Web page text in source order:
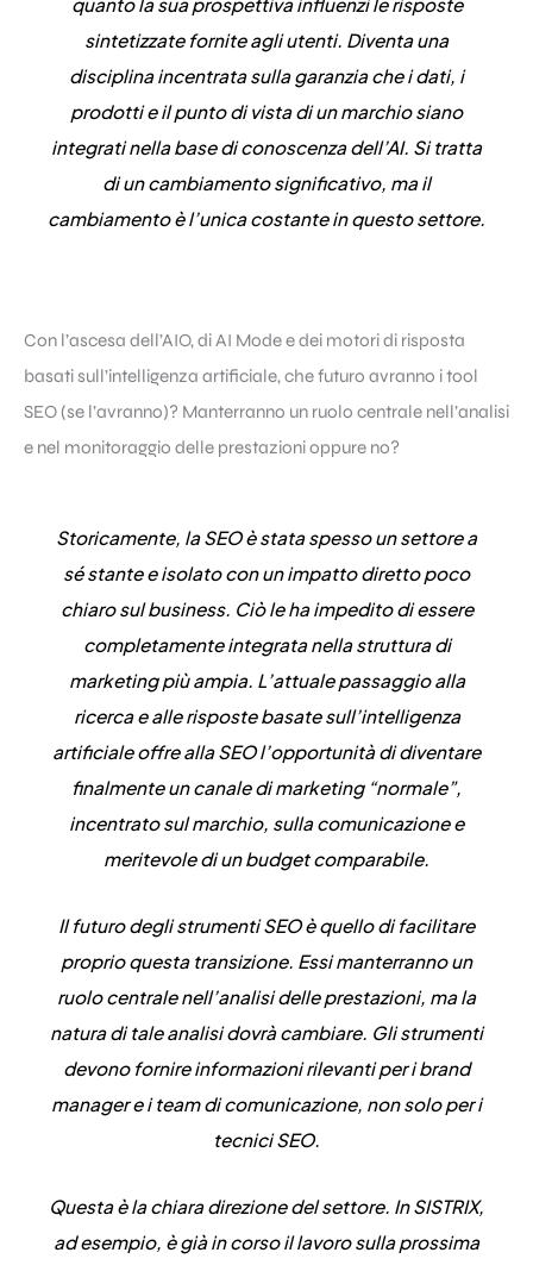
quanto la sua prospettiva influenzi le risposte
sintetizzate fornite agli utenti. Diventa una
disciplina incentrata sulla garanzia che i dati, i
prodotti e il punto di vista di un marchio siano
integrati nella base di conoscenza dell’AI. Si tratta
di un cambiamento significativo, ma il
cambiamento è l’unica costante in questo settore.
Con l’ascesa dell’AIO, di AI Mode e dei motori di risposta
basati sull’intelligenza artificiale, che futuro avranno i tool
SEO (se l’avranno)? Manterranno un ruolo centrale nell’analisi
e nel monitoraggio delle prestazioni oppure no?
Storicamente, la SEO è stata spesso un settore a
sé stante e isolato con un impatto diretto poco
chiaro sul business. Ciò le ha impedito di essere
completamente integrata nella struttura di
marketing più ampia. L’attuale passaggio alla
ricerca e alle risposte basate sull’intelligenza
artificiale offre alla SEO l’opportunità di diventare
finalmente un canale di marketing “normale”,
incentrato sul marchio, sulla comunicazione e
meritevole di un budget comparabile.
Il futuro degli strumenti SEO è quello di facilitare
proprio questa transizione. Essi manterranno un
ruolo centrale nell’analisi delle prestazioni, ma la
natura di tale analisi dovrà cambiare. Gli strumenti
devono fornire informazioni rilevanti per i brand
manager e i team di comunicazione, non solo per i
tecnici SEO.
Questa è la chiara direzione del settore. In SISTRIX,
ad esempio, è già in corso il lavoro sulla prossima